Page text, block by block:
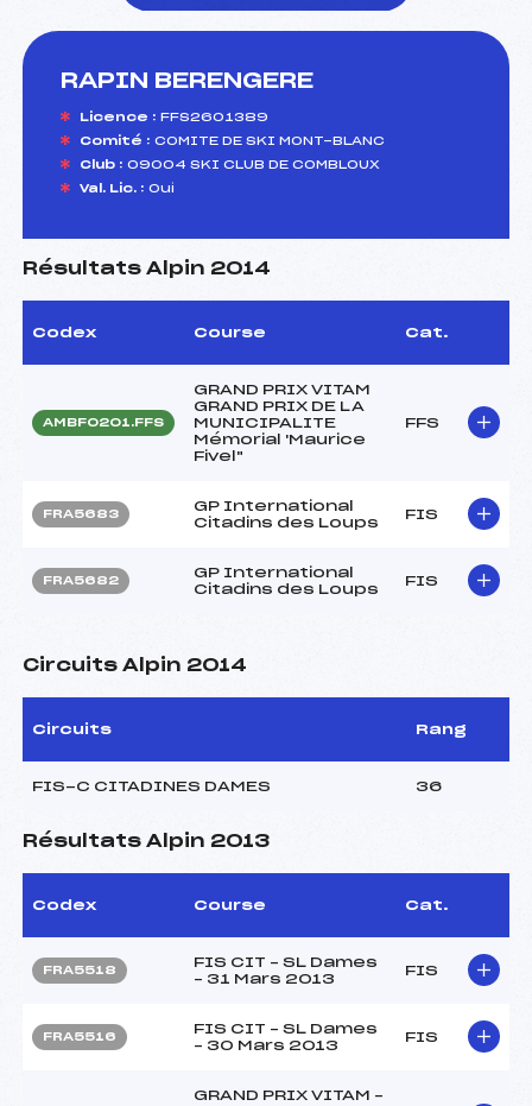
RAPIN BERENGERE
Licence : FFS2601389
Comité : COMITE DE SKI MONT-BLANC
Club : 09004 SKI CLUB DE COMBLOUX
Val. Lic. : Oui
Résultats Alpin 2014
Codex Course Cat.
AMBF0201.FFS
GRAND PRIX VITAM
GRAND PRIX DE LA
MUNICIPALITE
Mémorial 'Maurice
Fivel"
FFS
FRA5683
GP International
Citadins des Loups
FIS
FRA5682
GP International
Citadins des Loups
FIS
Circuits Alpin 2014
Circuits Rang
FIS-C CITADINES DAMES 36
Résultats Alpin 2013
Codex Course Cat.
FRA5518
FIS CIT – SL Dames
– 31 Mars 2013
FIS
FRA5516
FIS CIT – SL Dames
– 30 Mars 2013
FIS
GRAND PRIX VITAM –